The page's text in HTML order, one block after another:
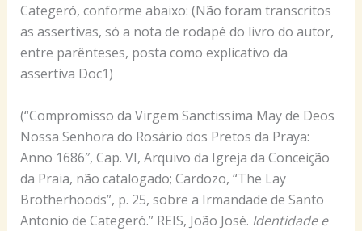
Categeró, conforme abaixo: (Não foram transcritos
as assertivas, só a nota de rodapé do livro do autor,
entre parênteses, posta como explicativo da
assertiva Doc1)
(“Compromisso da Virgem Sanctissima May de Deos
Nossa Senhora do Rosário dos Pretos da Praya:
Anno 1686″, Cap. VI, Arquivo da Igreja da Conceição
da Praia, não catalogado; Cardozo, “The Lay
Brotherhoods”, p. 25, sobre a Irmandade de Santo
Antonio de Categeró.” REIS, João José. Identidade e